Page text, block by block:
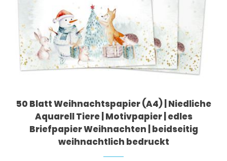
50 Blatt Weihnachtspapier (A4) | Niedliche
Aquarell Tiere | Motivpapier | edles
Briefpapier Weihnachten | beidseitig
weihnachtlich bedruckt